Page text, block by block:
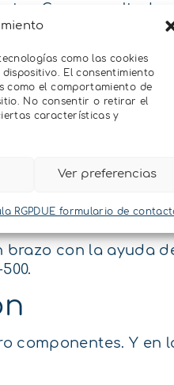
como las cookies
El consentimiento
como el comportamiento de
No consentir o retirar el
características y
Ver preferencias
RGPDUE formulario de
Como
de los cuatro
la trayectoria
W. Estas
los calefactores
con la ayuda
componentes. Y en